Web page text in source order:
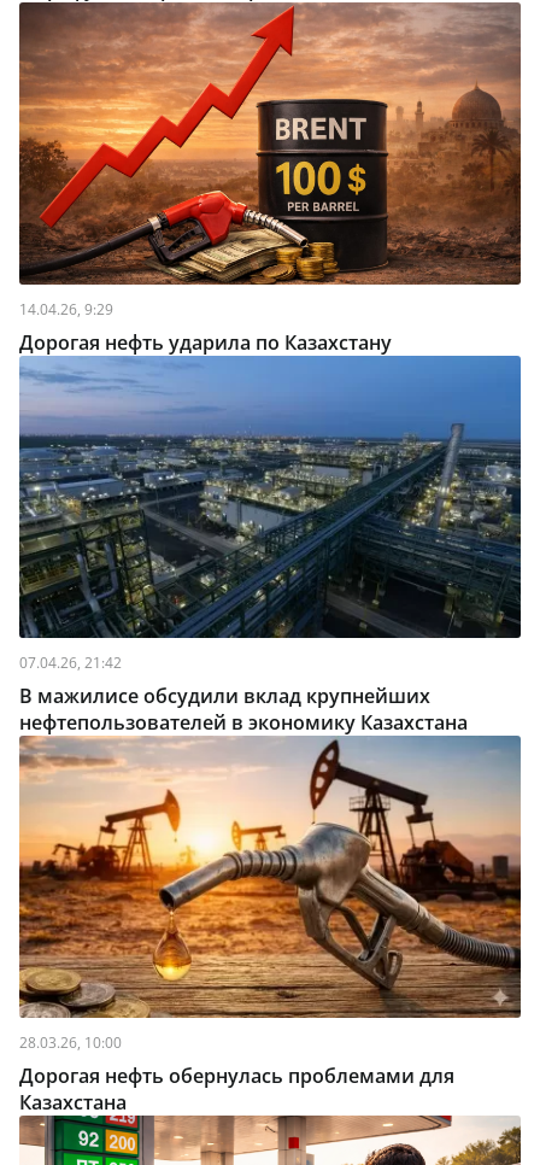
14.04.26, 9:29
Дорогая нефть ударила по Казахстану
07.04.26, 21:42
В мажилисе обсудили вклад крупнейших
нефтепользователей в экономику Казахстана
28.03.26, 10:00
Дорогая нефть обернулась проблемами для
Казахстана